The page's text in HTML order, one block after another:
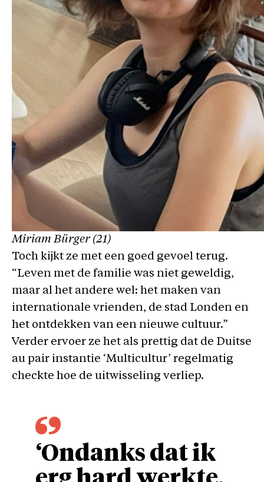
Miriam Bürger (21)
Toch kijkt ze met een goed gevoel terug.
“Leven met de familie was niet geweldig,
maar al het andere wel: het maken van
internationale vrienden, de stad Londen en
het ontdekken van een nieuwe cultuur.”
Verder ervoer ze het als prettig dat de Duitse
au pair instantie ‘Multicultur’ regelmatig
checkte hoe de uitwisseling verliep.
‘Ondanks dat ik